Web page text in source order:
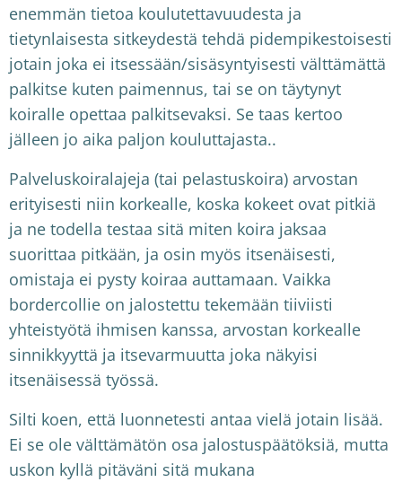
enemmän tietoa koulutettavuudesta ja
tietynlaisesta sitkeydestä tehdä pidempikestoisesti
jotain joka ei itsessään/sisäsyntyisesti välttämättä
palkitse kuten paimennus, tai se on täytynyt
koiralle opettaa palkitsevaksi. Se taas kertoo
jälleen jo aika paljon kouluttajasta..
Palveluskoiralajeja (tai pelastuskoira) arvostan
erityisesti niin korkealle, koska kokeet ovat pitkiä
ja ne todella testaa sitä miten koira jaksaa
suorittaa pitkään, ja osin myös itsenäisesti,
omistaja ei pysty koiraa auttamaan. Vaikka
bordercollie on jalostettu tekemään tiiviisti
yhteistyötä ihmisen kanssa, arvostan korkealle
sinnikkyyttä ja itsevarmuutta joka näkyisi
itsenäisessä työssä.
Silti koen, että luonnetesti antaa vielä jotain lisää.
Ei se ole välttämätön osa jalostuspäätöksiä, mutta
uskon kyllä pitäväni sitä mukana